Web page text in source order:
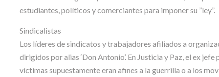
estudiantes, políticos y comerciantes para imponer su ”ley”.
Sindicalistas
Los líderes de sindicatos y trabajadores afiliados a
dirigidos por alias ‘Don Antonio’. En Justicia y Paz, el ex
víctimas supuestamente eran afines a la guerrilla o a los